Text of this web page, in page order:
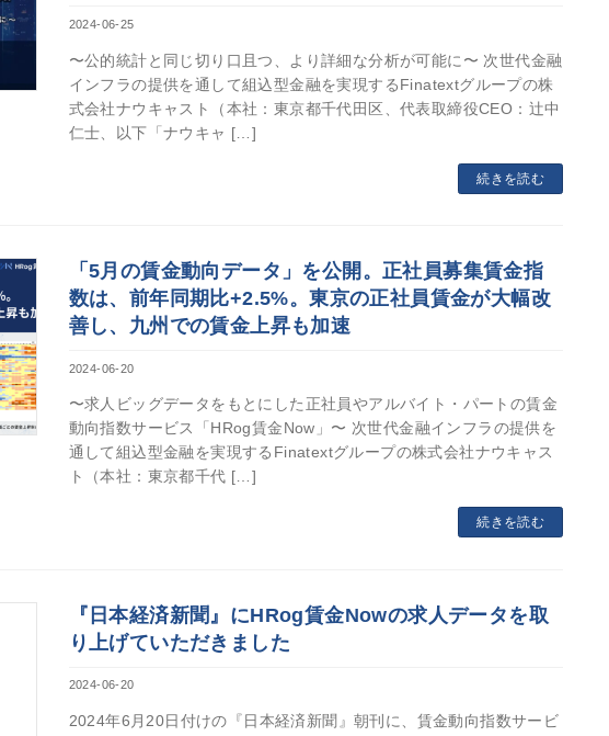
2024-06-25
〜公的統計と同じ切り口且つ、より詳細な分析が可能に〜 次世代金融
インフラの提供を通して組込型金融を実現するFinatextグループの株
式会社ナウキャスト（本社：東京都千代田区、代表取締役CEO：辻中
仁士、以下「ナウキャ […]
続きを読む
「5月の賃金動向データ」を公開。正社員募集賃金指
数は、前年同期比+2.5%。東京の正社員賃金が大幅改
善し、九州での賃金上昇も加速
2024-06-20
〜求人ビッグデータをもとにした正社員やアルバイト・パートの賃金
動向指数サービス「HRog賃金Now」〜 次世代金融インフラの提供を
通して組込型金融を実現するFinatextグループの株式会社ナウキャス
ト（本社：東京都千代 […]
続きを読む
『日本経済新聞』にHRog賃金Nowの求人データを取
り上げていただきました
2024-06-20
2024年6月20日付けの『日本経済新聞』朝刊に、賃金動向指数サービ